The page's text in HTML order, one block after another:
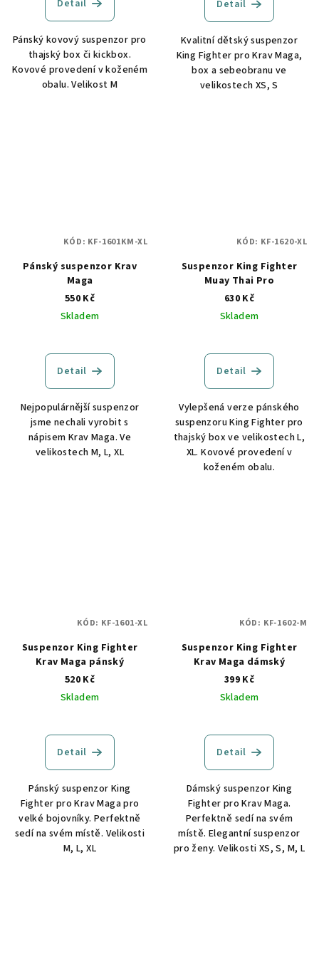
Detail
Pánský kovový suspenzor pro
thajský box či kickbox.
Kovové provedení v koženém
obalu. Velikost M
Detail
Kvalitní dětský suspenzor
King Fighter pro Krav Maga,
box a sebeobranu ve
velikostech XS, S
Pánský suspenzor Krav
Maga
550 Kč
Skladem
Detail
Nejpopulárnější suspenzor
jsme nechali vyrobit s
nápisem Krav Maga. Ve
velikostech M, L, XL
KÓD: KF-1601KM-XL
Suspenzor King Fighter
Muay Thai Pro
630 Kč
Skladem
Detail
Vylepšená verze pánského
suspenzoru King Fighter pro
thajský box ve velikostech L,
XL. Kovové provedení v
koženém obalu.
KÓD: KF-1620-XL
Suspenzor King Fighter
Krav Maga pánský
520 Kč
Skladem
Detail
Pánský suspenzor King
Fighter pro Krav Maga pro
velké bojovníky. Perfektně
sedí na svém místě. Velikosti
M, L, XL
KÓD: KF-1601-XL
Suspenzor King Fighter
Krav Maga dámský
399 Kč
Skladem
Detail
Dámský suspenzor King
Fighter pro Krav Maga.
Perfektně sedí na svém
místě. Elegantní suspenzor
pro ženy. Velikosti XS, S, M, L
KÓD: KF-1602-M